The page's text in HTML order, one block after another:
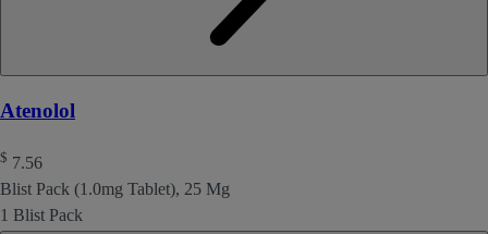
Atenolol
$ 7.56
Blist Pack (1.0mg Tablet), 25 Mg
1 Blist Pack